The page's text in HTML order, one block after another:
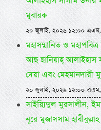
মুবারক
২০ জুলাই, ২০২৬ ১২:০০ এএম,
মহাসম্মানিত ও
আছ ছানিয়াহ্ আলাইহাস
দেয়া এবং মেহমানদারী
২০ জুলাই, ২০২৬ ১২:০০ এএম,
সাইয়্যিদুল মুরসালীন,
নূরে মুজাসসাম